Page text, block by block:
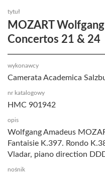
tytuł
MOZART
Concertos 21 & 24
wykonawcy
Camerata Academica
nr katalogowy
HMC 901942
opis
Wolfgang Amadeus
Fantaisie K.397. Rondo
Vladar, piano direction
nośnik